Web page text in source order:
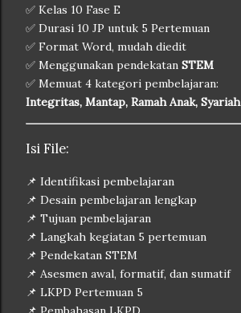
✅ Kelas 10 Fase E
✅ Durasi 10 JP untuk 5 Pertemuan
✅ Format Word, mudah diedit
✅ Menggunakan pendekatan STEM
✅ Memuat 4 kategori pembelajaran:
Integritas, Mantap, Ramah Anak, Syariah
Isi File:
📌 Identifikasi pembelajaran
📌 Desain pembelajaran lengkap
📌 Tujuan pembelajaran
📌 Langkah kegiatan 5 pertemuan
📌 Pendekatan STEM
📌 Asesmen awal, formatif, dan sumatif
📌 LKPD Pertemuan 5